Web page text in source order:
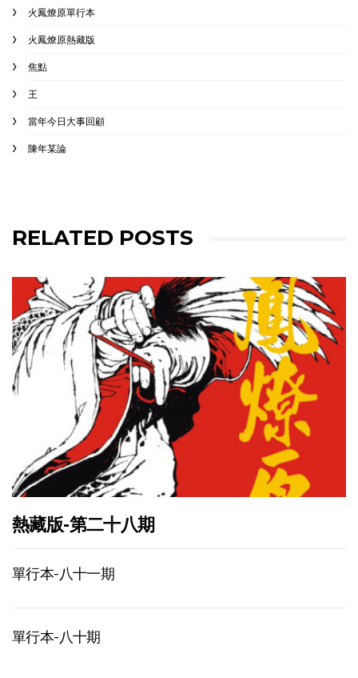
火鳳燎原單行本
火鳳燎原熱藏版
焦點
王
當年今日大事回顧
陳年某論
RELATED POSTS
熱藏版-第二十八期
單行本-八十一期
單行本-八十期